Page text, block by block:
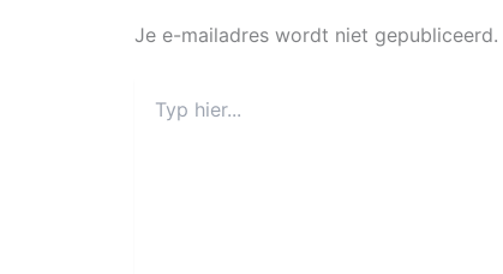
Je e-mailadres wordt niet gepubliceerd.
hier...